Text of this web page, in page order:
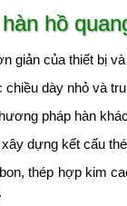
hồ
giản của thiết bị
dày nhỏ và
pháp hàn
dựng kết cấu
thép hợp kim